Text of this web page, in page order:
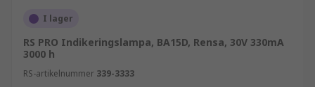
I lager
RS PRO Indikeringslampa, BA15D, Rensa, 30V 330mA
3000 h
RS-artikelnummer 339-3333